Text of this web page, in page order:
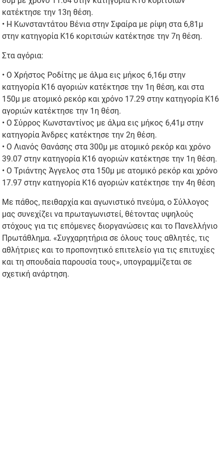
κατέκτησε την 13η θέση.
• Η Κωνσταντάτου Βένια στην Σφαίρα με ρίψη στα 6,81μ
στην κατηγορία Κ16 κοριτσιών κατέκτησε την 7η θέση.
Στα αγόρια:
• Ο Χρήστος Ροδίτης με άλμα εις μήκος 6,16μ στην
κατηγορία Κ16 αγοριών κατέκτησε την 1η θέση, και στα
150μ με ατομικό ρεκόρ και χρόνο 17.29 στην κατηγορία Κ16
αγοριών κατέκτησε την 1η θέση.
• Ο Σύρρος Κωνσταντίνος με άλμα εις μήκος 6,41μ στην
κατηγορία Άνδρες κατέκτησε την 2η θέση.
• Ο Λιανός Θανάσης στα 300μ με ατομικό ρεκόρ και χρόνο
39.07 στην κατηγορία Κ16 αγοριών κατέκτησε την 1η θέση.
• Ο Τριάντης Άγγελος στα 150μ με ατομικό ρεκόρ και χρόνο
17.97 στην κατηγορία Κ16 αγοριών κατέκτησε την 4η θέση
Με πάθος, πειθαρχία και αγωνιστικό πνεύμα, ο Σύλλογος
μας συνεχίζει να πρωταγωνιστεί, θέτοντας υψηλούς
στόχους για τις επόμενες διοργανώσεις και το Πανελλήνιο
Πρωτάθλημα. «Συγχαρητήρια σε όλους τους αθλητές, τις
αθλήτριες και το προπονητικό επιτελείο για τις επιτυχίες
και τη σπουδαία παρουσία τους», υπογραμμίζεται σε
σχετική ανάρτηση.